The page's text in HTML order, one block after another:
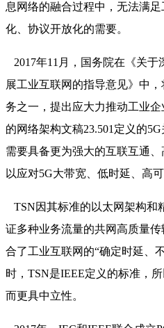
息网络的融合过程中，无法满
化、协议开放化的需要。
2017年11月，国务院在《关于
展工业互联网的指导意见》中
务之一，提出应大力推动工业
的网络架构文稿23.501定义的
需要具备更为强大的互联互通
以应对5G大带宽、低时延、高
TSN因其标准的以太网架构和
证多种业务流量的共网高质量
合了工业互联网的“确定时延、
时，TSN是IEEE定义的标准，
而更具中立性。